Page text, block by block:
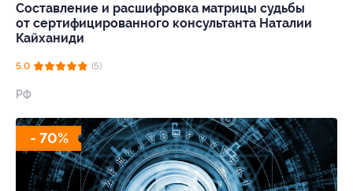
Составление и расшифровка матрицы судьбы
от сертифицированного консультанта Наталии
Кайханиди
5.0 (5)
РФ
- 70%